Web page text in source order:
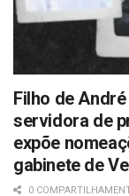
Filho de
servidora de
expõe
gabinete de
0